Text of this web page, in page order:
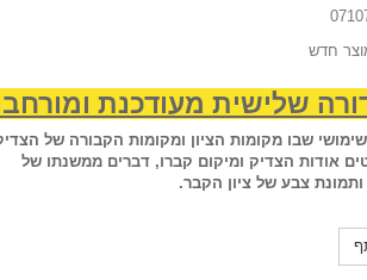
חדש
שלישית מעודכנת
שבו מקומות הציון ומקומות הקבורה של
אודות הצדיק ומיקום קברו, דברים ממשנתו של
צבע של ציון הקבר.